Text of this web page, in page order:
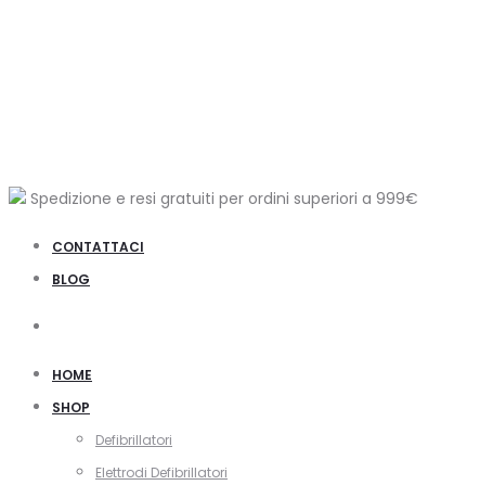
Spedizione e resi gratuiti per ordini superiori a 999€
CONTATTACI
BLOG
HOME
SHOP
Defibrillatori
Elettrodi Defibrillatori